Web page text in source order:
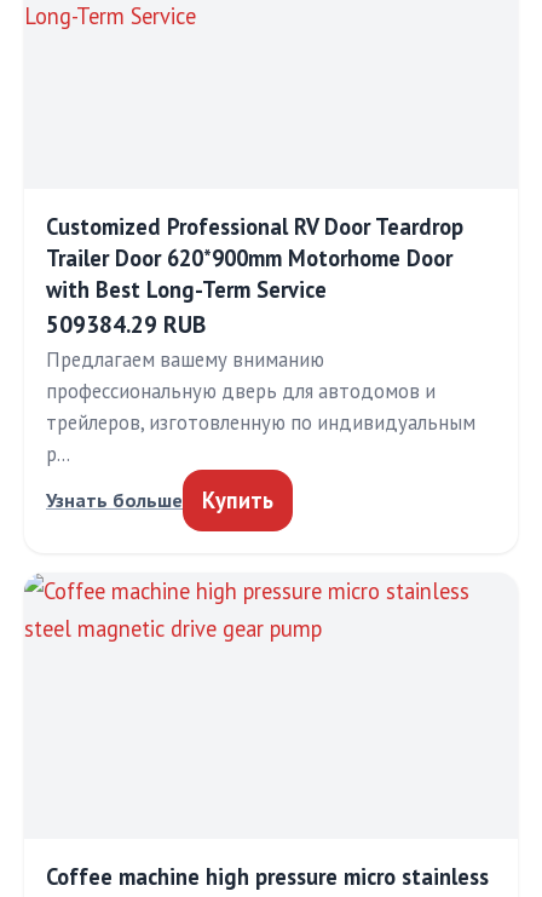
Customized Professional RV Door Teardrop
Trailer Door 620*900mm Motorhome Door
with Best Long-Term Service
509384.29 RUB
Предлагаем вашему вниманию
профессиональную дверь для автодомов и
трейлеров, изготовленную по индивидуальным
р…
Узнать больше Купить
Coffee machine high pressure micro stainless